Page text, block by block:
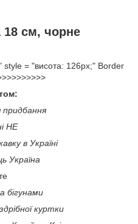
18 см, чорне
= "висота: 126px;" Border
НЕ
в Україні
Україна
бігунами
куртки